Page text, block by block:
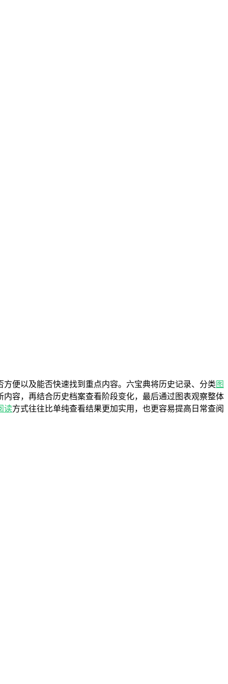
便以及能否快速找到重点内容。六宝典将历史记录、分类 图
容，再结合历史档案查看阶段变化，最后通过图表观察整体
读方式往往比单纯查看结果更加实用，也更容易提高日常查阅